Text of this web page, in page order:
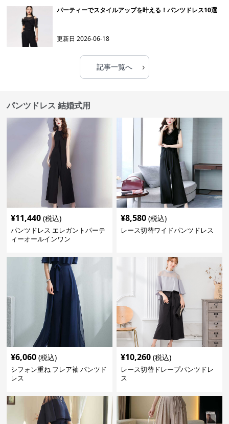
パーティーでスタイルアップを叶える！パンツドレス10選
更新日2026-06-18
記事一覧へ ›
パンツドレス 結婚式用
¥11,440 (税込)
パンツドレス エレガントパーテ
ィーオールインワン
¥8,580 (税込)
レース切替ワイドパンツドレス
¥6,060 (税込)
シフォン重ね フレア袖 パンツド
レス
¥10,260 (税込)
レース切替ドレープパンツドレ
ス